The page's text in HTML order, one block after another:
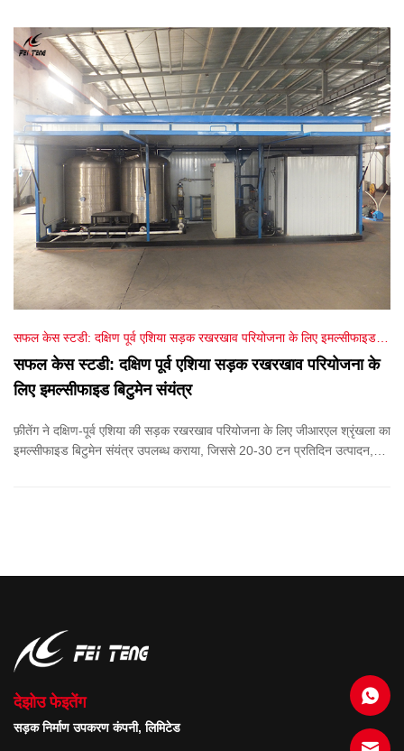
सफल केस स्टडी: दक्षिण पूर्व एशिया सड़क रखरखाव परियोजना के लिए इमल्सीफाइड
बिटुमेन संयंत्र
सफल केस स्टडी: दक्षिण पूर्व एशिया सड़क रखरखाव परियोजना के
लिए इमल्सीफाइड बिटुमेन संयंत्र
फ़ीतेंग ने दक्षिण-पूर्व एशिया की सड़क रखरखाव परियोजना के लिए जीआरएल श्रृंखला का
इमल्सीफाइड बिटुमेन संयंत्र उपलब्ध कराया, जिससे 20-30 टन प्रतिदिन उत्पादन,
देझोउ फेइतेंग
सड़क निर्माण उपकरण कंपनी, लिमिटेड